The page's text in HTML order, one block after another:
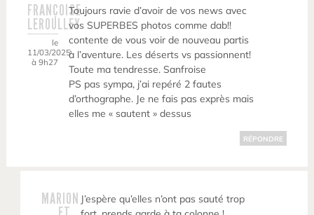
FRANÇOISE
LEROULLEY
le
11/03/2025
à 9h27
Toujours ravie d’avoir de vos news avec
vos SUPERBES photos comme dab!!
contente de vous voir de nouveau partis
à l’aventure. Les déserts vs passionnent!
Toute ma tendresse. Sanfroise
PS pas sympa, j’ai repéré 2 fautes
d’orthographe. Je ne fais pas exprès mais
elles me « sautent » dessus
RÉPONDRE
MARION J’espère qu’elles n’ont pas sauté trop